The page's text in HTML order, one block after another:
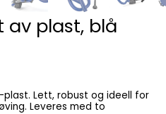
av plast, blå
Lett, robust og ideell for
Leveres med to